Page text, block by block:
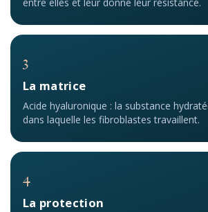
3
La matrice
Acide hyaluronique : la substance
dans laquelle les fibroblastes travaillent.
4
La protection